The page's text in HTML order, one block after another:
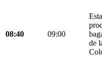
08:40 09:00
de